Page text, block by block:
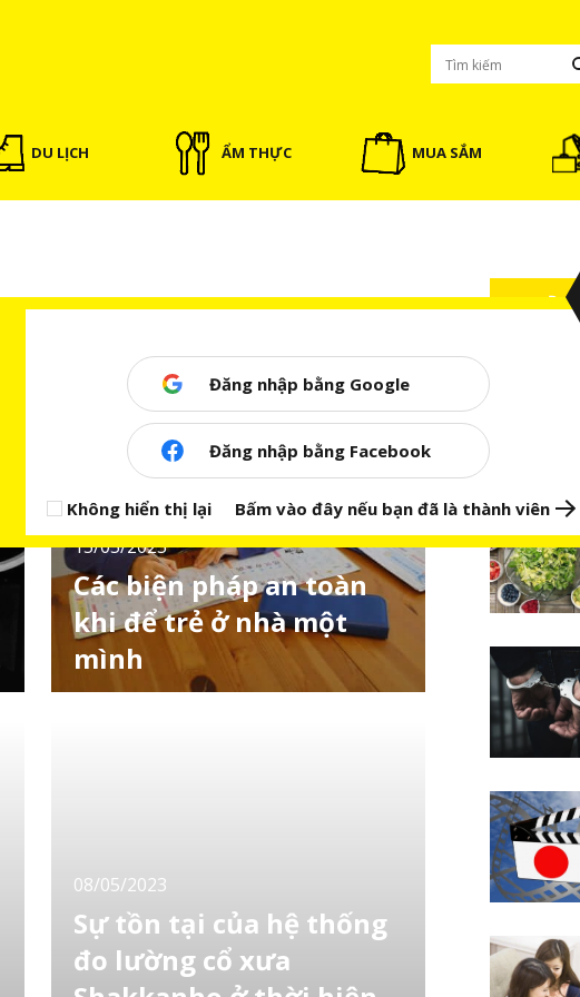
DU LỊCH ẨM THỰC MUA SẮM
15/05/2023
Các biện pháp an toàn
khi để trẻ ở nhà một
mình
Theo Bộ Y tế, Lao động và Phúc lợi Nhật
08/05/2023
Sự tồn tại của hệ thống
đo lường cổ xưa
Đọc
Đăng nhập bằng Google
Đăng nhập bằng Facebook
Không hiển thị lại Bấm vào đây nếu bạn đã là thành viên